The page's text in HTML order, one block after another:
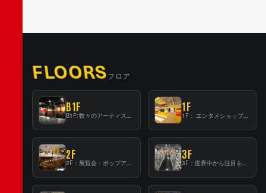
FLOORSフロア
B1F
B1F: 数々のアーティストが立った、インストアイベントの聖地！
1F
1F： エンタメショップならではのイマーシブ空間
2F
2F：展覧会・ポップアップストア等を開催！大型催事スペース「TOWER SPACE SHIBUYA」
3F
3F：世界中から注目を集める〈日本のポップカルチャー〉の発信基地！